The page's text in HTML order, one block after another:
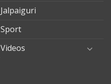
Jalpaiguri
Sport
Videos